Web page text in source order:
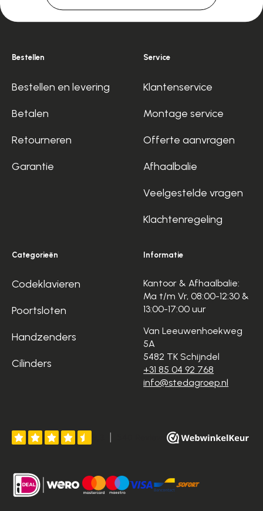
Bestellen
Bestellen en levering
Betalen
Retourneren
Garantie
Service
Klantenservice
Montage service
Offerte aanvragen
Afhaalbalie
Veelgestelde vragen
Klachtenregeling
Categorieën
Codeklavieren
Poortsloten
Handzenders
Cilinders
Informatie
Kantoor & Afhaalbalie:
Ma t/m Vr, 08:00-12:30 &
13:00-17:00 uur
Van Leeuwenhoekweg
5A
5482 TK Schijndel
+31 85 04 92 768
info@stedagroep.nl